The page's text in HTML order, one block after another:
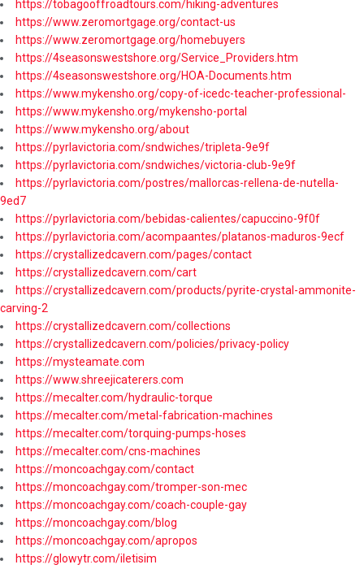
https://tobagooffroadtours.com/hiking-adventures
https://www.zeromortgage.org/contact-us
https://www.zeromortgage.org/homebuyers
https://4seasonswestshore.org/Service_Providers.htm
https://4seasonswestshore.org/HOA-Documents.htm
https://www.mykensho.org/copy-of-icedc-teacher-professional-
https://www.mykensho.org/mykensho-portal
https://www.mykensho.org/about
https://pyrlavictoria.com/sndwiches/tripleta-9e9f
https://pyrlavictoria.com/sndwiches/victoria-club-9e9f
https://pyrlavictoria.com/postres/mallorcas-rellena-de-nutella-
9ed7
https://pyrlavictoria.com/bebidas-calientes/capuccino-9f0f
https://pyrlavictoria.com/acompaantes/platanos-maduros-9ecf
https://crystallizedcavern.com/pages/contact
https://crystallizedcavern.com/cart
https://crystallizedcavern.com/products/pyrite-crystal-ammonite-
carving-2
https://crystallizedcavern.com/collections
https://crystallizedcavern.com/policies/privacy-policy
https://mysteamate.com
https://www.shreejicaterers.com
https://mecalter.com/hydraulic-torque
https://mecalter.com/metal-fabrication-machines
https://mecalter.com/torquing-pumps-hoses
https://mecalter.com/cns-machines
https://moncoachgay.com/contact
https://moncoachgay.com/tromper-son-mec
https://moncoachgay.com/coach-couple-gay
https://moncoachgay.com/blog
https://moncoachgay.com/apropos
https://glowytr.com/iletisim